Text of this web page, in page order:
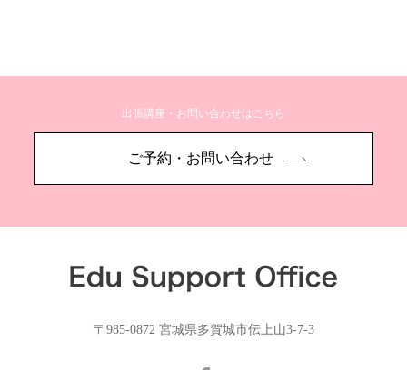
出張講座・お問い合わせはこちら
ご予約・お問い合わせ
〒985-0872 宮城県多賀城市伝上山3-7-3